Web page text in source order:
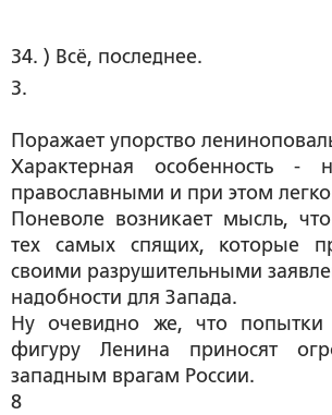
34. ) Всё, последнее.
3.
Поражает упорство
Характерная особенность -
православными и при этом легко
Поневоле возникает мысль,
тех самых спящих, которые
своими разрушительными
надобности для Запада.
Ну очевидно же, что попытки
фигуру Ленина приносят
западным врагам России.
8